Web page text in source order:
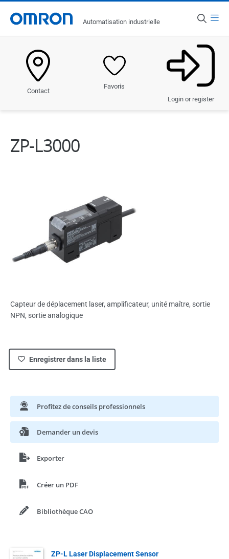
Automatisation industrielle
Contact
Favoris
Login or register
France
Produits
Services et assistance
ZP-L3000
Capteur de déplacement laser, amplificateur, unité maître, sortie
NPN, sortie analogique
Enregistrer dans la liste
Profitez de conseils professionnels
Demander un devis
Exporter
Créer un PDF
Bibliothèque CAO
ZP-L Laser Displacement Sensor